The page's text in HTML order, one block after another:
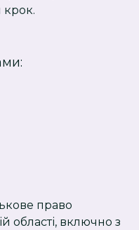
крок.
право
області, включно з